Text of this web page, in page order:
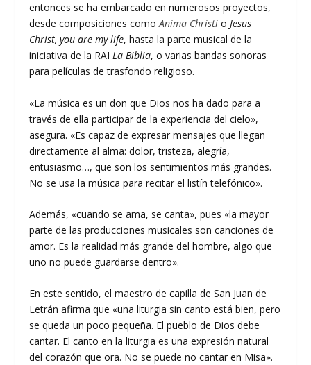
entonces se ha embarcado en numerosos proyectos,
desde composiciones comoAnima Christi oJesus
Christ, you are my life, hasta la parte musical de la
iniciativa de la RAILa Biblia, o varias bandas sonoras
para películas de trasfondo religioso.
«La música es un don que Dios nos ha dado para a
través de ella participar de la experiencia del cielo»,
asegura. «Es capaz de expresar mensajes que llegan
directamente al alma: dolor, tristeza, alegría,
entusiasmo…, que son los sentimientos más grandes.
No se usa la música para recitar el listín telefónico».
Además, «cuando se ama, se canta», pues «la mayor
parte de las producciones musicales son canciones de
amor. Es la realidad más grande del hombre, algo que
uno no puede guardarse dentro».
En este sentido, el maestro de capilla de San Juan de
Letrán afirma que «una liturgia sin canto está bien, pero
se queda un poco pequeña. El pueblo de Dios debe
cantar. El canto en la liturgia es una expresión natural
del corazón que ora. No se puede no cantar en Misa».